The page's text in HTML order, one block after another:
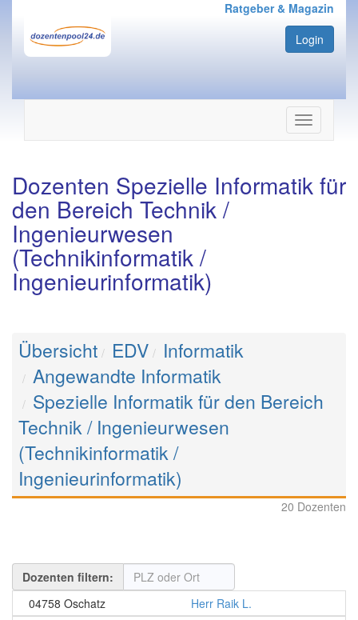
Ratgeber & Magazin
Login
Navigation
ein-/
Dozenten Spezielle Informatik für
den Bereich Technik /
Ingenieurwesen
(Technikinformatik /
Ingenieurinformatik)
Übersicht EDV
Informatik
Angewandte Informatik
Spezielle Informatik für den Bereich
Technik / Ingenieurwesen
(Technikinformatik /
Ingenieurinformatik)
20 Dozenten
Dozenten filtern:
04758 Oschatz
Herr Raik L.